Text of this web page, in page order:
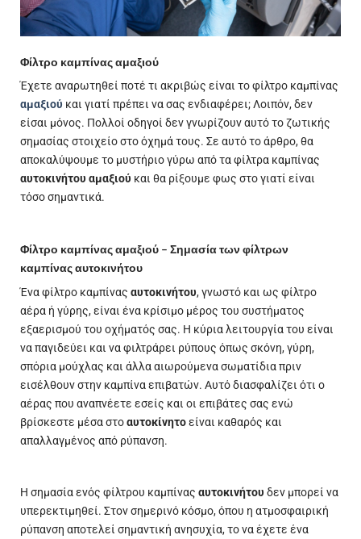
Φίλτρο καμπίνας αμαξιού
Έχετε αναρωτηθεί ποτέ τι ακριβώς είναι το φίλτρο καμπίνας
αμαξιού και γιατί πρέπει να σας ενδιαφέρει; Λοιπόν, δεν
είσαι μόνος. Πολλοί οδηγοί δεν γνωρίζουν αυτό το ζωτικής
σημασίας στοιχείο στο όχημά τους. Σε αυτό το άρθρο, θα
αποκαλύψουμε το μυστήριο γύρω από τα φίλτρα καμπίνας
αυτοκινήτου αμαξιού και θα ρίξουμε φως στο γιατί είναι
τόσο σημαντικά.
Φίλτρο καμπίνας αμαξιού – Σημασία των φίλτρων
καμπίνας αυτοκινήτου
Ένα φίλτρο καμπίνας αυτοκινήτου, γνωστό και ως φίλτρο
αέρα ή γύρης, είναι ένα κρίσιμο μέρος του συστήματος
εξαερισμού του οχήματός σας. Η κύρια λειτουργία του είναι
να παγιδεύει και να φιλτράρει ρύπους όπως σκόνη, γύρη,
σπόρια μούχλας και άλλα αιωρούμενα σωματίδια πριν
εισέλθουν στην καμπίνα επιβατών. Αυτό διασφαλίζει ότι ο
αέρας που αναπνέετε εσείς και οι επιβάτες σας ενώ
βρίσκεστε μέσα στοαυτοκίνητοείναι καθαρός και
απαλλαγμένος από ρύπανση.
Η σημασία ενός φίλτρου καμπίνας αυτοκινήτου δεν μπορεί να
υπερεκτιμηθεί. Στον σημερινό κόσμο, όπου η ατμοσφαιρική
ρύπανση αποτελεί σημαντική ανησυχία, το να έχετε ένα